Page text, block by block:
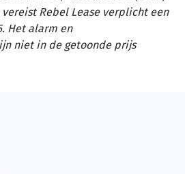
Rebel Lease verplicht een
Het alarm en
niet in de getoonde prijs